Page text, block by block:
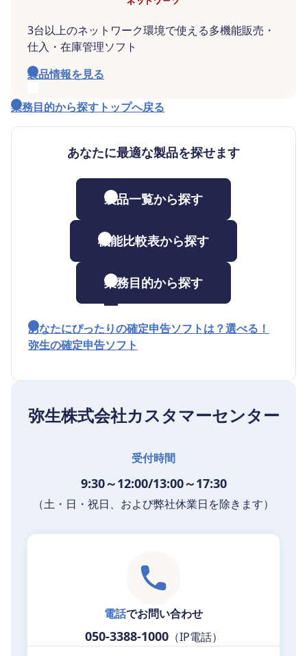
3台以上のネットワーク環境で使える多機能販売・
仕入・在庫管理ソフト
製品情報を見る
業務目的から探すトップへ戻る
あなたに最適な製品を探せます
製品一覧から探す
機能比較表から探す
業務目的から探す
あなたにぴったりの確定申告ソフトは？選べる！
弥生の確定申告ソフト
弥生株式会社カスタマーセンター
受付時間
9:30～12:00/13:00～17:30
（土・日・祝日、および弊社休業日を除きます）
電話でお問い合わせ
050-3388-1000（IP電話）